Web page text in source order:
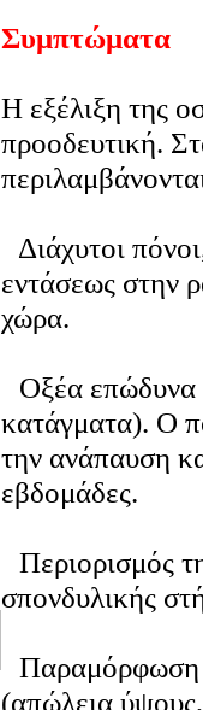
Συμπτώματα
Η εξέλιξη της
προοδευτική.
Διάχυτοι
εντάσεως στην
χώρα.
Οξέα επώδυνα
κατάγματα). Ο
την ανάπαυση
εβδομάδες.
Περιορισμός
σπονδυλικής
Παραμόρφωση
(απώλεια